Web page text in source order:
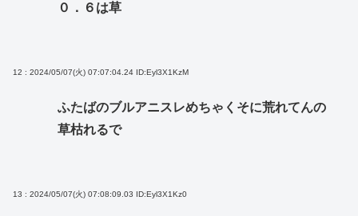
０．６は草
12 : 2024/05/07(火) 07:07:04.24 ID:Eyl3X1KzM
ふたばのブルアニスレめちゃくそに荒れてんの
草枯れるで
13 : 2024/05/07(火) 07:08:09.03 ID:Eyl3X1Kz0